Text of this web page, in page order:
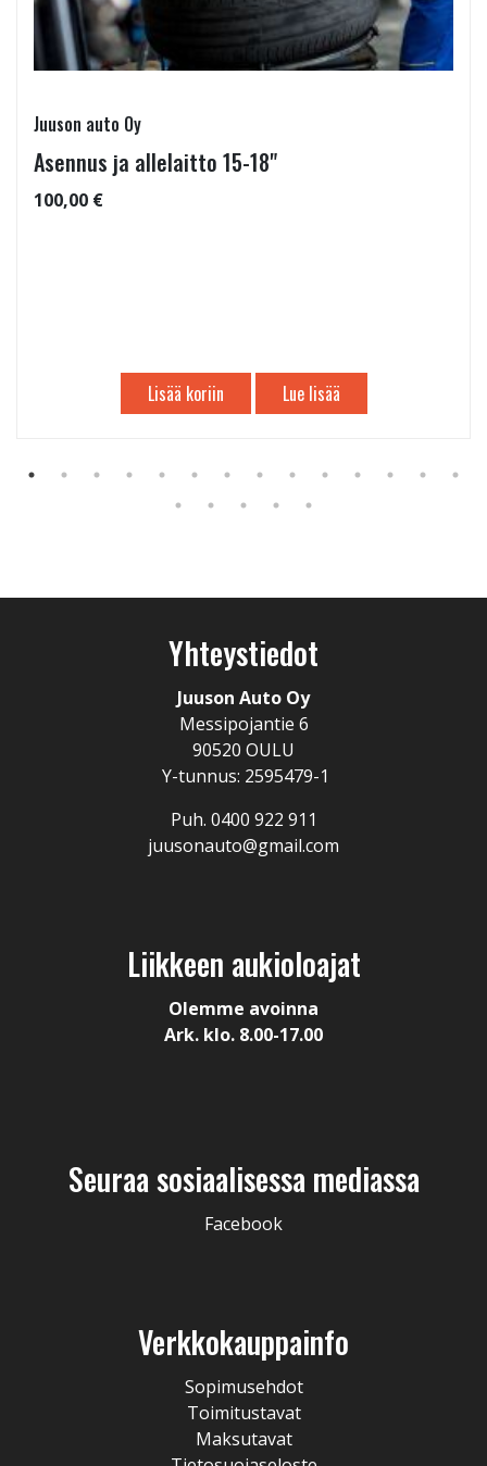
Juuson auto Oy
Asennus ja allelaitto 15-18"
100,00 €
Lisää koriin Lue lisää
Yhteystiedot
Juuson Auto Oy
Messipojantie 6
90520 OULU
Y-tunnus: 2595479-1
Puh. 0400 922 911
juusonauto@gmail.com
Liikkeen aukioloajat
Olemme avoinna
Ark. klo. 8.00-17.00
Seuraa sosiaalisessa mediassa
Facebook
Verkkokauppainfo
Sopimusehdot
Toimitustavat
Maksutavat